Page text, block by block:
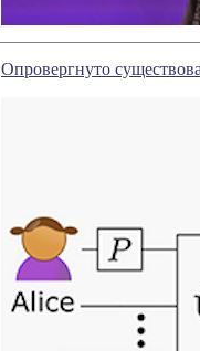
Опровергнуто